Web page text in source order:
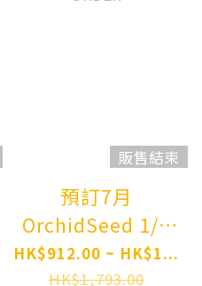
販售結束
預訂7月
OrchidSeed 1/7
十字架與吸血鬼
HK$912.00 ~ HK$1...
HK$1,793.00